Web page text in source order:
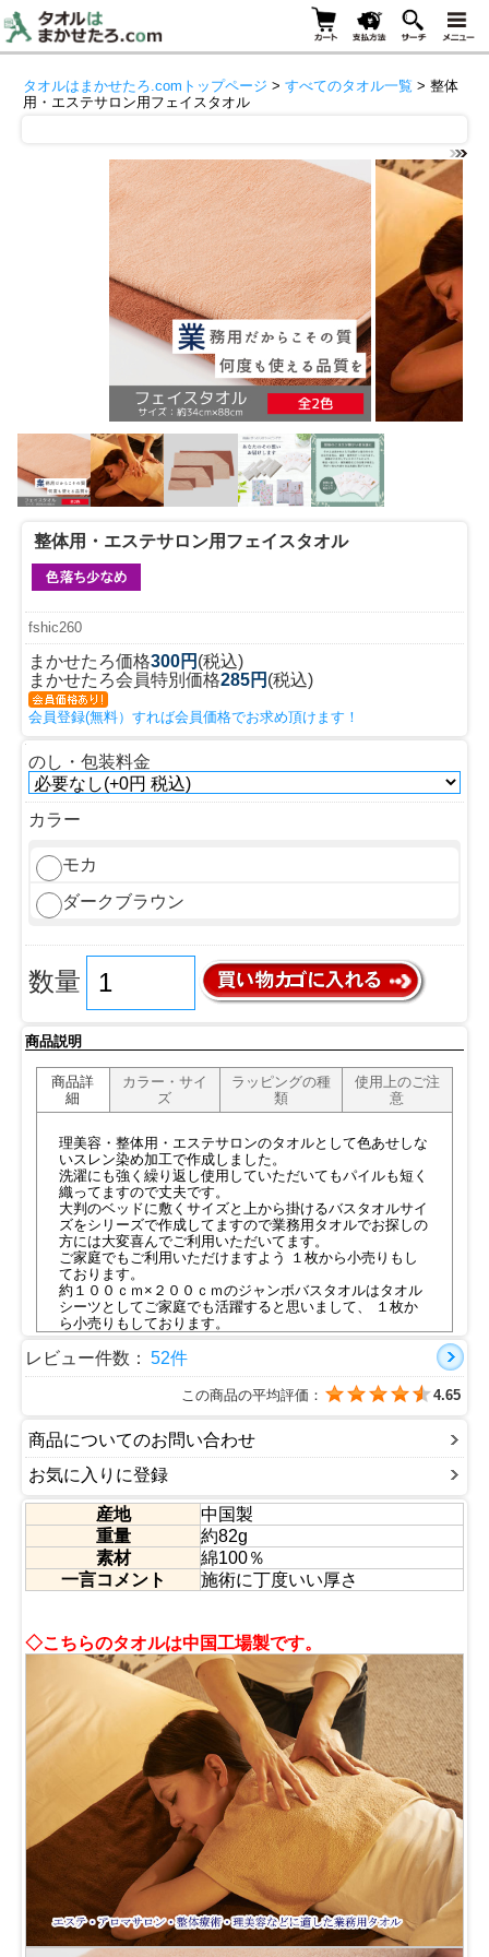
タオルはまかせたろ.comトップページ > すべてのタオル一覧 > 整体
用・エステサロン用フェイスタオル
整体用・エステサロン用フェイスタオル
fshic260
まかせたろ価格300円 (税込)
まかせたろ会員特別価格285円 (税込)
会員登録(無料）すれば会員価格でお求め頂けます！
のし・包装料金
カラー
モカ
ダークブラウン
数量
商品説明
商品詳
細
カラー・サイ
ズ
ラッピングの種
類
使用上のご注
意
理美容・整体用・エステサロンのタオルとして色あせしな
いスレン染め加工で作成しました。
洗濯にも強く繰り返し使用していただいてもパイルも短く
織ってますので丈夫です。
大判のベッドに敷くサイズと上から掛けるバスタオルサイ
ズをシリーズで作成してますので業務用タオルでお探しの
方には大変喜んでご利用いただいてます。
ご家庭でもご利用いただけますよう １枚から小売りもし
ております。
約１００ｃｍ×２００ｃｍのジャンボバスタオルはタオル
シーツとしてご家庭でも活躍すると思いまして、 １枚か
ら小売りもしております。
●刺繍加工も行います
専用ページは
こちら
レビュー件数： 52件
この商品の平均評価： 4.65
商品についてのお問い合わせ
お気に入りに登録
産地
中国製
重量
約82g
素材
綿100％
一言コメント
施術に丁度いい厚さ
◇こちらのタオルは中国工場製です。